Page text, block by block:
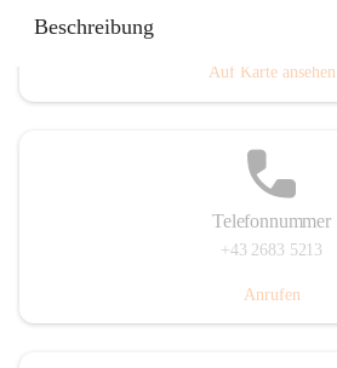
Beschreibung
Auf Karte ansehen
Telefonnummer
+43 2683 5213
Anrufen